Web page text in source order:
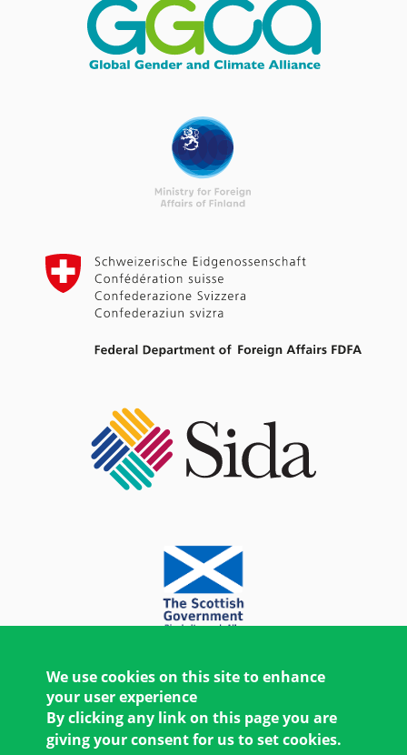
We use cookies on this site to enhance
your user experience
By clicking any link on this page you are
giving your consent for us to set cookies.